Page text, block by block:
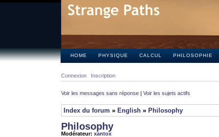
HOME PHYSIQUE CALCUL PHILOSOPHIE
Connexion Inscription
Voir les messages sans réponse | Voir les sujets actifs
Index du forum » English » Philosophy
Philosophy
Modérateur: xantox